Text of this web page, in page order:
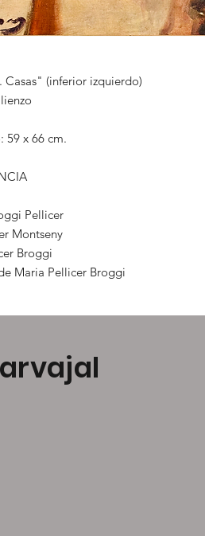
Casas" (inferior izquierdo)
59 x 66 cm.
Pellicer
Montseny
Broggi
Maria Pellicer Broggi